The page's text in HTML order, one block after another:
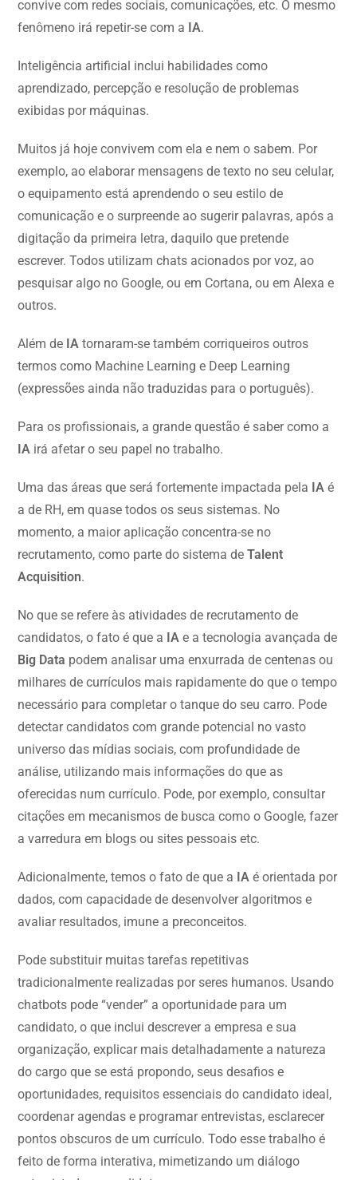
convive com redes sociais, comunicações, etc. O mesmo
fenômeno irá repetir-se com a IA.
Inteligência artificial inclui habilidades como
aprendizado, percepção e resolução de problemas
exibidas por máquinas.
Muitos já hoje convivem com ela e nem o sabem. Por
exemplo, ao elaborar mensagens de texto no seu celular,
o equipamento está aprendendo o seu estilo de
comunicação e o surpreende ao sugerir palavras, após a
digitação da primeira letra, daquilo que pretende
escrever. Todos utilizam chats acionados por voz, ao
pesquisar algo no Google, ou em Cortana, ou em Alexa e
outros.
Além de IA tornaram-se também corriqueiros outros
termos como Machine Learning e Deep Learning
(expressões ainda não traduzidas para o português).
Para os profissionais, a grande questão é saber como a
IA irá afetar o seu papel no trabalho.
Uma das áreas que será fortemente impactada pela IAé
a de RH, em quase todos os seus sistemas. No
momento, a maior aplicação concentra-se no
recrutamento, como parte do sistema deTalent
Acquisition.
No que se refere às atividades de recrutamento de
candidatos, o fato é que a IA e a tecnologia avançada de
Big Data podem analisar uma enxurrada de centenas ou
milhares de currículos mais rapidamente do que o tempo
necessário para completar o tanque do seu carro. Pode
detectar candidatos com grande potencial no vasto
universo das mídias sociais, com profundidade de
análise, utilizando mais informações do que as
oferecidas num currículo. Pode, por exemplo, consultar
citações em mecanismos de busca como o Google, fazer
a varredura em blogs ou sites pessoais etc.
Adicionalmente, temos o fato de que a IA é orientada por
dados, com capacidade de desenvolver algoritmos e
avaliar resultados, imune a preconceitos.
Pode substituir muitas tarefas repetitivas
tradicionalmente realizadas por seres humanos. Usando
chatbots pode “vender” a oportunidade para um
candidato, o que inclui descrever a empresa e sua
organização, explicar mais detalhadamente a natureza
do cargo que se está propondo, seus desafios e
oportunidades, requisitos essenciais do candidato ideal,
coordenar agendas e programar entrevistas, esclarecer
pontos obscuros de um currículo. Todo esse trabalho é
feito de forma interativa, mimetizando um diálogo